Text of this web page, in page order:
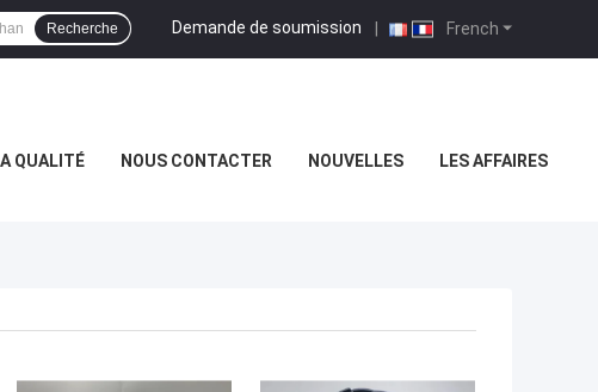
French
Demande de soumission |
Recherche
QUALITÉ NOUS CONTACTER NOUVELLES LES AFFAIRES